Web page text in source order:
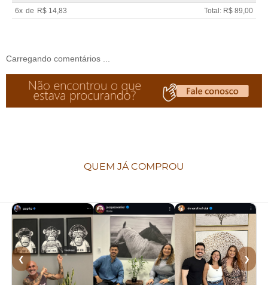
6x de R$ 14,83 Total: R$ 89,00
Carregando comentários ...
QUEM JÁ COMPROU
❮ ❯